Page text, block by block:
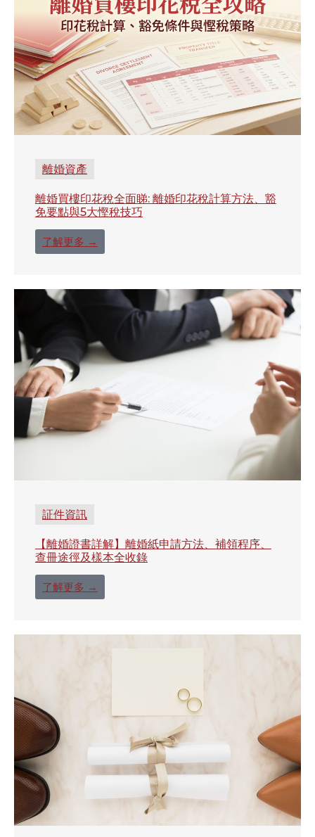
離婚資產
離婚買樓印花稅全面睇: 離婚印花稅計算方法、豁
免要點與5大慳稅技巧
了解更多 →
証件資訊
【離婚證書詳解】離婚紙申請方法、補領程序、
查冊途徑及樣本全收錄
了解更多 →